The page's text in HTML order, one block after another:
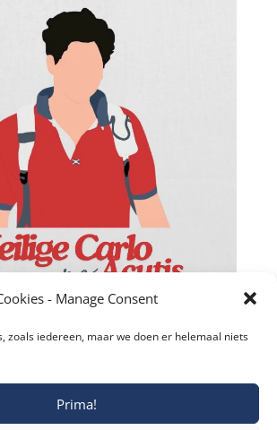
- Manage Consent
zoals iedereen, maar we doen er helemaal niets
Prima!
Facebook
Twitter